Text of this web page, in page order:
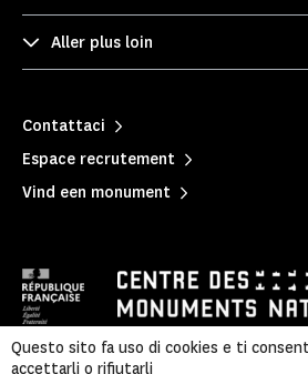
Aller plus loin
Contattaci
Espace recrutement
Vind een monument
Questo sito fa uso di cookies e ti
accettarli o rifiutarli